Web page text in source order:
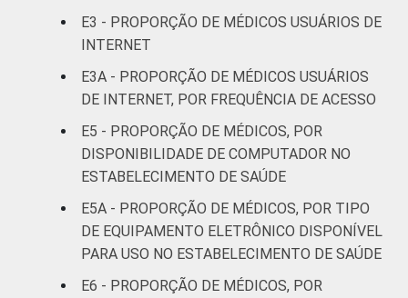
mais
Interior
Base: 1.081.866 médicos . Dados coletados
entre novembro de 2015 e junho de 2016.
E3 - PROPORÇÃO DE MÉDICOS USUÁRIOS DE
INTERNET
E3A - PROPORÇÃO DE MÉDICOS USUÁRIOS
DE INTERNET, POR FREQUÊNCIA DE ACESSO
E5 - PROPORÇÃO DE MÉDICOS, POR
DISPONIBILIDADE DE COMPUTADOR NO
ESTABELECIMENTO DE SAÚDE
E5A - PROPORÇÃO DE MÉDICOS, POR TIPO
DE EQUIPAMENTO ELETRÔNICO DISPONÍVEL
PARA USO NO ESTABELECIMENTO DE SAÚDE
E6 - PROPORÇÃO DE MÉDICOS, POR